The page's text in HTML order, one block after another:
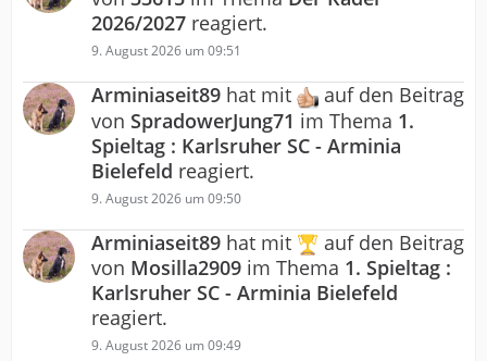
2026/2027 reagiert.
9. August 2026 um 09:51
Arminiaseit89 hat mit
auf den Beitrag
von SpradowerJung71 im Thema 1.
Spieltag : Karlsruher SC - Arminia
Bielefeld reagiert.
9. August 2026 um 09:50
Arminiaseit89 hat mit
auf den Beitrag
von Mosilla2909 im Thema 1. Spieltag :
Karlsruher SC - Arminia Bielefeld
reagiert.
9. August 2026 um 09:49